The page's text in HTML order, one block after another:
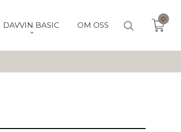
DAVVIN BASIC OM OSS
0